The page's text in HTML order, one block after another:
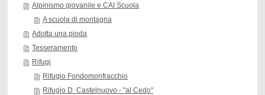
Alpinismo giovanile e CAI Scuola
A scuola di montagna
Adotta una pioda
Tesseramento
Rifugi
Rifugio Fondomonfracchio
Rifugio D. Castelnuovo - "al Cedo"